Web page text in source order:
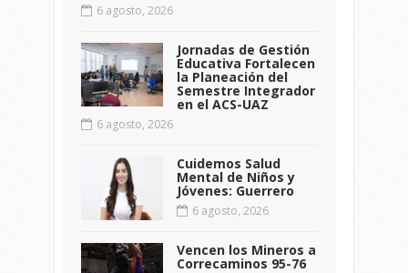
6 agosto, 2026
Jornadas de Gestión
Educativa Fortalecen
la Planeación del
Semestre Integrador
en el ACS-UAZ
6 agosto, 2026
Cuidemos Salud
Mental de Niños y
Jóvenes: Guerrero
6 agosto, 2026
Vencen los Mineros a
Correcaminos 95-76